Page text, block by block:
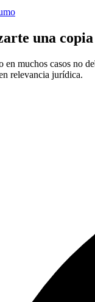
una
en muchos casos no
relevancia jurídica.